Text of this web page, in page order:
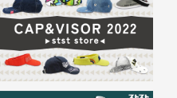
つき)
物をして頂けた場合は送
ートに複数商品を入れて
。